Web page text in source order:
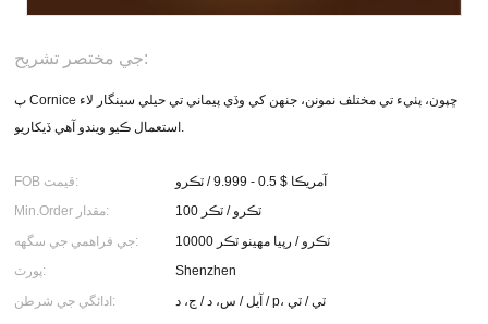
جي مختصر تشريح:
پ Cornice ڇپون، پٺيء تي مختلف نمونن، جنهن کي وڏي پيماني تي حيلي سينگار لاء
FOB قيمت:
آمريڪا $ 0.5 - 9.999 / ٽڪرو
Min.Order مقدار:
100 ٽڪرو / ٽڪر
جي فراهمي جي سگهه:
10000 ٽڪرو / رپيا مهينو ٽڪر
پورٽ:
Shenzhen
ادائگي جي شرطن:
آيل / س، د / ج، د / p، ٽي / ٽي